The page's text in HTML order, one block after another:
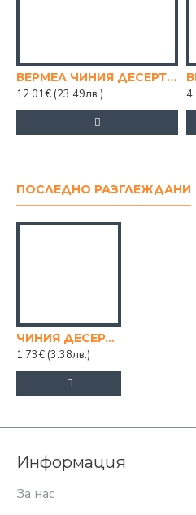
ВЕРМЕЛ ЧИНИЯ ДЕСЕРТ 19 СМ.
12.01€ (23.49лв.)
ПОСЛЕДНО РАЗГЛЕЖДАНИ
ЧИНИЯ ДЕСЕРТ ПАРМА 20/20
1.73€ (3.38лв.)
Информация
За нас